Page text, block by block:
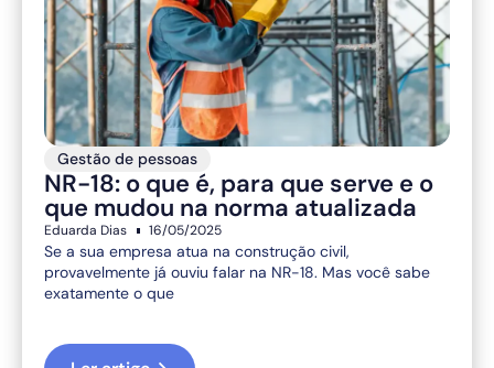
Gestão de pessoas
NR-18: o que é, para que serve e o
que mudou na norma atualizada
Eduarda Dias 16/05/2025
Se a sua empresa atua na construção civil,
provavelmente já ouviu falar na NR-18. Mas você sabe
exatamente o que